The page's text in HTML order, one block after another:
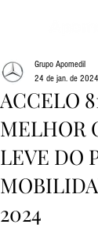
ACCELO
MELHOR
LEVE DO
2024
Grupo Apomedil
24 de jan. de 2024